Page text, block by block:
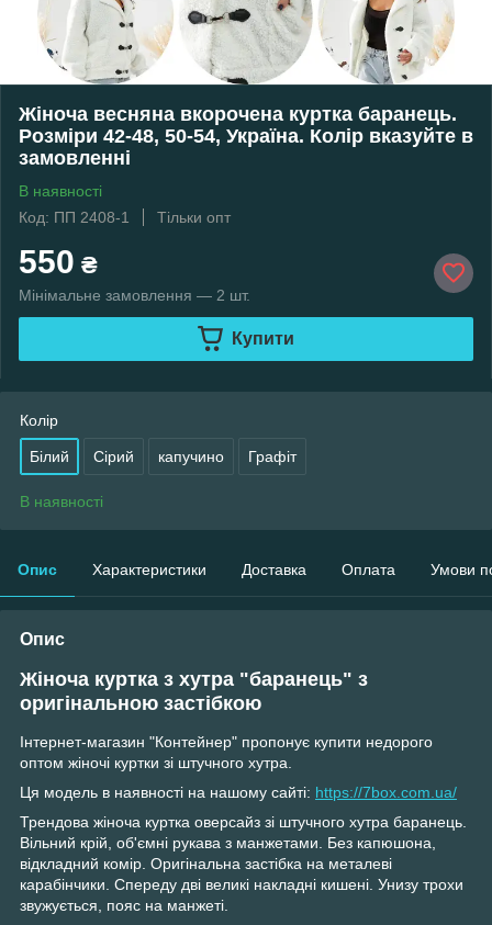
Жіноча весняна вкорочена куртка баранець.
Розміри 42-48, 50-54, Україна. Колір вказуйте в
замовленні
В наявності
Код: ПП 2408-1
Тільки опт
550 ₴
Мінімальне замовлення — 2 шт.
Купити
Колір
Білий Сірий капучино Графіт
В наявності
Опис Характеристики Доставка Оплата Умови
Опис
Жіноча куртка з хутра "баранець" з
оригінальною застібкою
Інтернет-магазин "Контейнер" пропонує купити недорого
оптом жіночі куртки зі штучного хутра.
Ця модель в наявності на нашому сайті: https://7box.com.ua/
Трендова жіноча куртка оверсайз зі штучного хутра баранець.
Вільний крій, об'ємні рукава з манжетами. Без капюшона,
відкладний комір. Оригінальна застібка на металеві
карабінчики. Спереду дві великі накладні кишені. Унизу трохи
звужується, пояс на манжеті.